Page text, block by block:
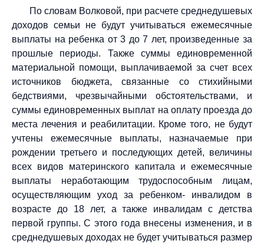
По словам Волковой, при расчете среднедушевых
доходов семьи не будут учитываться ежемесячные
выплаты на ребенка от 3 до 7 лет, произведенные за
прошлые периоды. Также суммы единовременной
материальной помощи, выплачиваемой за счет всех
источников бюджета, связанные со стихийными
бедствиями, чрезвычайными обстоятельствами, и
суммы единовременных выплат на оплату проезда до
места лечения и реабилитации. Кроме того, не будут
учтены ежемесячные выплаты, назначаемые при
рождении третьего и последующих детей, величины
всех видов материнского капитала и ежемесячные
выплаты неработающим трудоспособным лицам,
осуществляющим уход за ребенком- инвалидом в
возрасте до 18 лет, а также инвалидам с детства
первой группы. С этого года внесены изменения, и в
среднедушевых доходах не будет учитываться размер